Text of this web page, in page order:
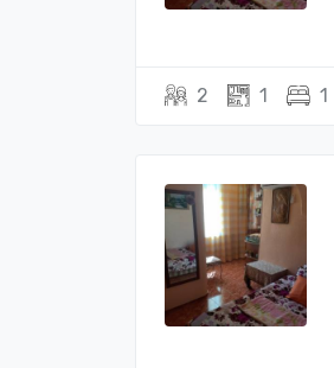
2 1 1